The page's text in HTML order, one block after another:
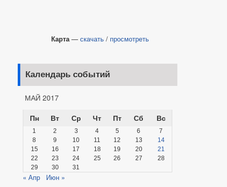
Карта— скачать / просмотреть
Календарь событий
МАЙ 2017
Пн
Вт Ср Чт Пт Сб Вс
1 2 3 4 5 6
7
8
9 10 11 12 13
14
15
16 17 18 19 20
21
22
23 24 25 26 27
28
29
30 31
« Апр Июн »